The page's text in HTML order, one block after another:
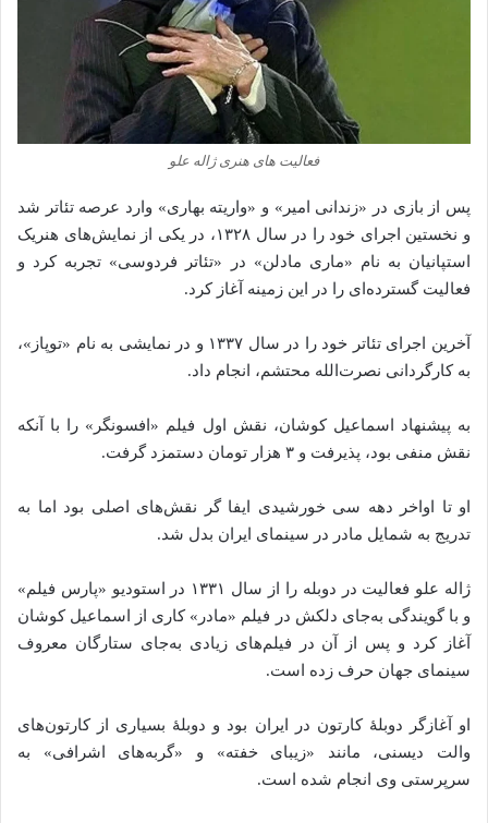
فعالیت های هنری ژاله علو
پس از بازی در «زندانی امیر» و «واریته بهاری» وارد عرصه تئاتر شد
و نخستین اجرای خود را در سال ۱۳۲۸، در یکی از نمایش‌های هنریک
استپانیان به نام «ماری مادلن» در «تئاتر فردوسی» تجربه کرد و
فعالیت گسترده‌ای را در این زمینه آغاز کرد.
آخرین اجرای تئاتر خود را در سال ۱۳۳۷ و در نمایشی به نام «توپاز»،
به کارگردانی نصرت‌الله محتشم، انجام داد.
به پیشنهاد اسماعیل کوشان، نقش اول فیلم «افسونگر» را با آنکه
نقش منفی بود، پذیرفت و ۳ هزار تومان دستمزد گرفت.
او تا اواخر دهه سی خورشیدی ایفا گر نقش‌های اصلی بود اما به
تدریج به شمایل مادر در سینمای ایران بدل شد.
ژاله علو فعالیت در دوبله را از سال ۱۳۳۱ در استودیو «پارس فیلم»
و با گویندگی به‌جای دلکش در فیلم «مادر» کاری از اسماعیل کوشان
آغاز کرد و پس از آن در فیلم‌های زیادی به‌جای ستارگان معروف
سینمای جهان حرف زده است.
او آغازگر دوبلهٔ کارتون در ایران بود و دوبلهٔ بسیاری از کارتون‌های
والت دیسنی، مانند «زیبای خفته» و «گربه‌های اشرافی» به
سرپرستی وی انجام شده است.